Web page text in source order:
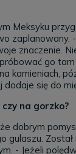
Meksyku
zaplanowany.
znaczenie.
go
kamieniach,
dodaje się do
czy na gorzko?
że dobrym
gulaszu.
- Jeżeli